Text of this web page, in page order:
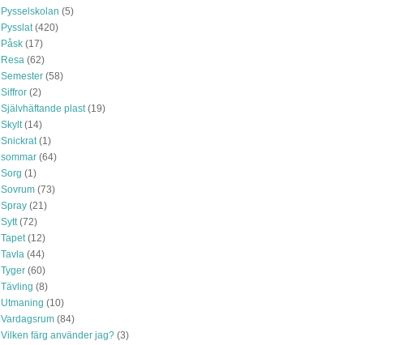
Pysselskolan (5)
Pysslat (420)
Påsk (17)
Resa (62)
Semester (58)
Siffror (2)
Självhäftande plast (19)
Skylt (14)
Snickrat (1)
sommar (64)
Sorg (1)
Sovrum (73)
Spray (21)
Sytt (72)
Tapet (12)
Tavla (44)
Tyger (60)
Tävling (8)
Utmaning (10)
Vardagsrum (84)
Vilken färg använder jag? (3)